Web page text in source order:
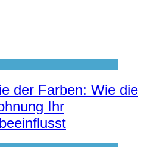
der Farben: Wie die
Ihr